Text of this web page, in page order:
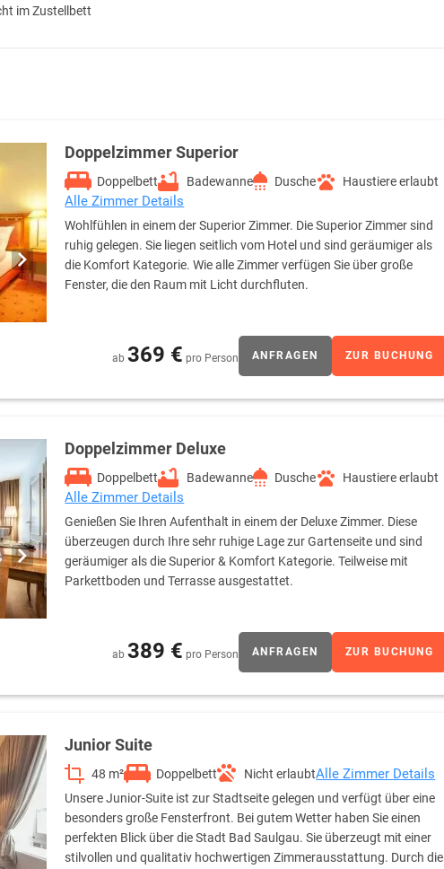
im Zustellbett
Doppelzimmer Superior
Doppelbett Badewanne Dusche Haustiere erlaubt
Alle Zimmer Details
Wohlfühlen in einem der Superior Zimmer. Die Superior Zimmer sind
ruhig gelegen. Sie liegen seitlich vom Hotel und sind geräumiger als
die Komfort Kategorie. Wie alle Zimmer verfügen Sie über große
Fenster, die den Raum mit Licht durchfluten.
ab 369 € pro Person ANFRAGEN ZUR BUCHUNG
Doppelzimmer Deluxe
Doppelbett Badewanne Dusche Haustiere erlaubt
Alle Zimmer Details
Genießen Sie Ihren Aufenthalt in einem der Deluxe Zimmer. Diese
überzeugen durch Ihre sehr ruhige Lage zur Gartenseite und sind
geräumiger als die Superior & Komfort Kategorie. Teilweise mit
Parkettboden und Terrasse ausgestattet.
ab 389 € pro Person ANFRAGEN ZUR BUCHUNG
Junior Suite
48 m² Doppelbett Nicht erlaubtAlle Zimmer Details
Unsere Junior-Suite ist zur Stadtseite gelegen und verfügt über eine
besonders große Fensterfront. Bei gutem Wetter haben Sie einen
perfekten Blick über die Stadt Bad Saulgau. Sie überzeugt mit einer
stilvollen und qualitativ hochwertigen Zimmerausstattung. Durch die